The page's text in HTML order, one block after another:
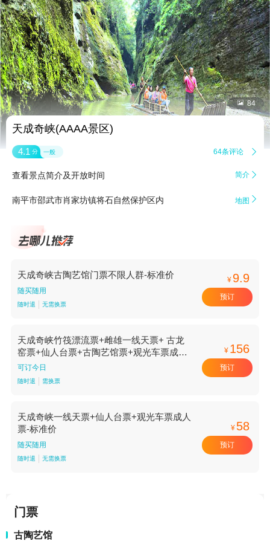
 84
天成奇峡(AAAA景区)
4.1 分 一般 64条评论 
查看景点简介及开放时间 简介 
南平市邵武市肖家坊镇将石自然保护区内 地图 
天成奇峡古陶艺馆门票不限人群-标准价
随买随用
随时退 无需换票
¥ 9.9
预订
天成奇峡竹筏漂流票+雌雄一线天票+ 古龙
窑票+仙人台票+古陶艺馆票+观光车票成人
票-标准价
可订今日
随时退 需换票
¥ 156
预订
天成奇峡一线天票+仙人台票+观光车票成人
票-标准价
随买随用
随时退 无需换票
¥ 58
预订
门票
古陶艺馆
